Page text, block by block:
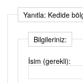
Yanıtla: Kedide
Bilgileriniz:
İsim (gerekli):